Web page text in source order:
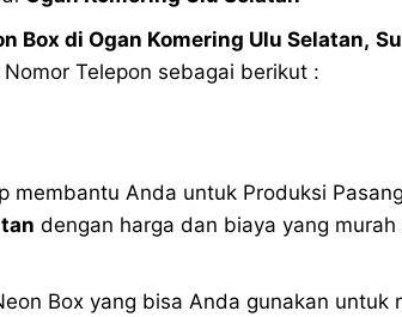
Box di Ogan Komering Ulu Selatan,
Telepon sebagai berikut :
membantu Anda untuk Produksi
dengan harga dan biaya yang
Box yang bisa Anda gunakan untuk